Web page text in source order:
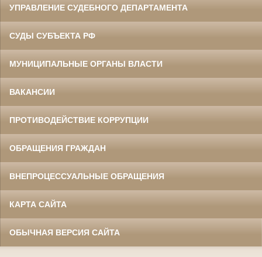
УПРАВЛЕНИЕ СУДЕБНОГО ДЕПАРТАМЕНТА
СУДЫ СУБЪЕКТА РФ
МУНИЦИПАЛЬНЫЕ ОРГАНЫ ВЛАСТИ
ВАКАНСИИ
ПРОТИВОДЕЙСТВИЕ КОРРУПЦИИ
ОБРАЩЕНИЯ ГРАЖДАН
ВНЕПРОЦЕССУАЛЬНЫЕ ОБРАЩЕНИЯ
КАРТА САЙТА
ОБЫЧНАЯ ВЕРСИЯ САЙТА